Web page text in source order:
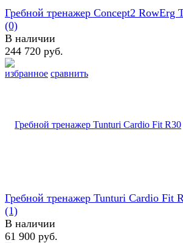
избранное сравнить
Гребной тренажер Concept2 RowErg
(0)
В наличии
244 720 руб.
Гребной тренажер Tunturi Cardio Fit
(1)
В наличии
61 900 руб.